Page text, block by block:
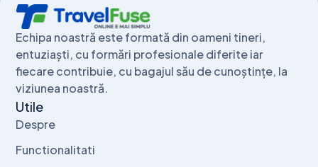
Echipa noastră este formată din oameni tineri,
entuziaști, cu formări profesionale diferite iar
fiecare contribuie, cu bagajul său de cunoștințe, la
viziunea noastră.
Utile
Despre
Functionalitati